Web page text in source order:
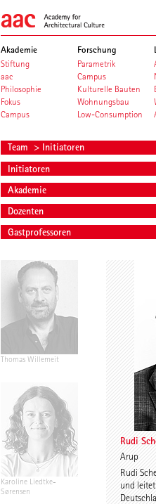
Akademie
Stiftung
aac
Philosophie
Fokus
Campus
Forschung
Parametrik
Campus
Kulturelle Bauten
Wohnungsbau
Low-Consumption
Team > Initiatoren
Initiatoren
Akademie
Dozenten
Gastprofessoren
Thomas Willemeit Rudi
Rudi
Arup
Rudi
und leitet
Karoline Liedtke-
Sørensen
Sven Plieninger